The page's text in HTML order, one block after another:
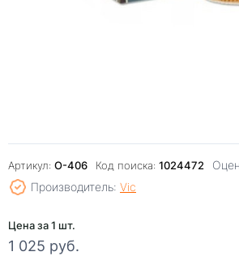
Артикул: O-406 Код поиска: 1024472
Производитель: Vic
Цена за 1 шт.
1 025 руб.